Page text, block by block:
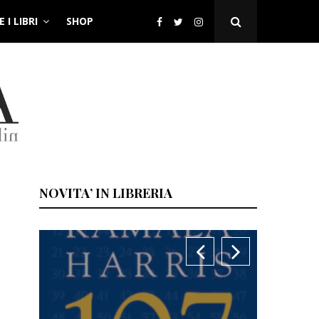
I LIBRI SHOP
Open
Search
NOVITA’ IN LIBRERIA